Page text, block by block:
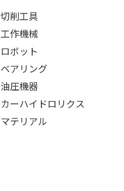
切削工具
工作機械
ロボット
ベアリング
油圧機器
カーハイドロリクス
マテリアル